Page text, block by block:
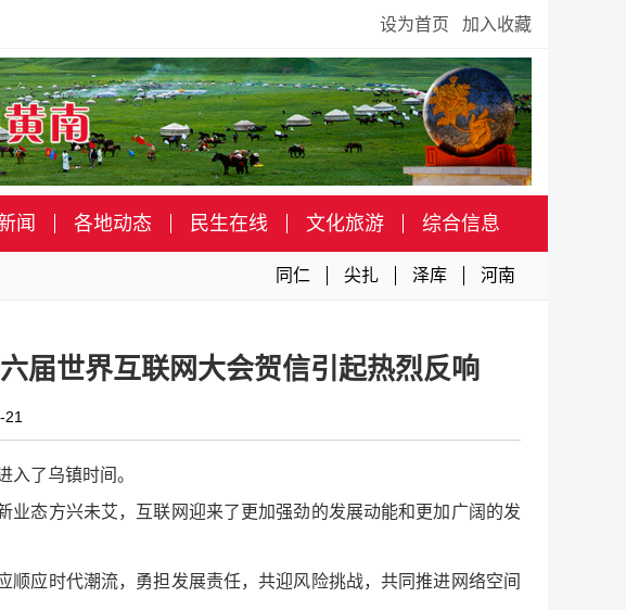
设为首页 加入收藏
闻 各地动态 民生在线 文化旅游 综合信息
同仁 尖扎 泽库 河南
届世界互联网大会贺信引起热烈反响
21
入了乌镇时间。
态方兴未艾，互联网迎来了更加强劲的发展动能和更加广阔的发
应时代潮流，勇担发展责任，共迎风险挑战，共同推进网络空间